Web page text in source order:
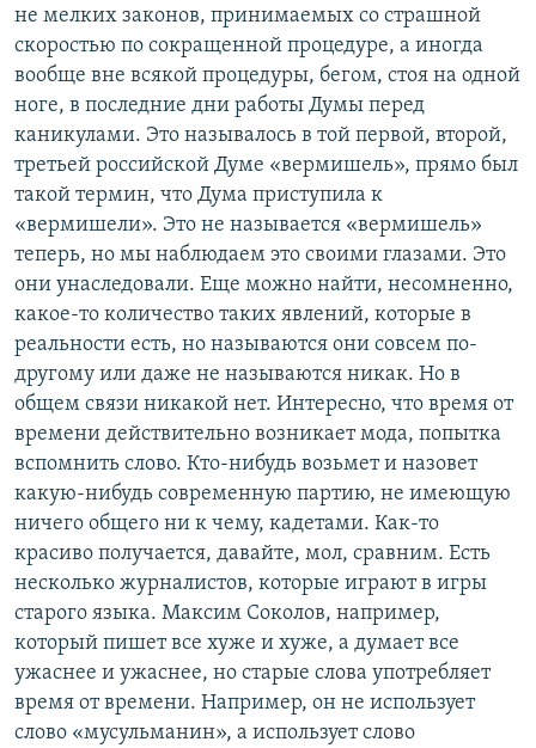
не мелких законов, принимаемых со страшной
скоростью по сокращенной процедуре, а иногда
вообще вне всякой процедуры, бегом, стоя на одной
ноге, в последние дни работы Думы перед
каникулами. Это называлось в той первой, второй,
третьей российской Думе «вермишель», прямо был
такой термин, что Дума приступила к
«вермишели». Это не называется «вермишель»
теперь, но мы наблюдаем это своими глазами. Это
они унаследовали. Еще можно найти, несомненно,
какое-то количество таких явлений, которые в
реальности есть, но называются они совсем по-
другому или даже не называются никак. Но в
общем связи никакой нет. Интересно, что время от
времени действительно возникает мода, попытка
вспомнить слово. Кто-нибудь возьмет и назовет
какую-нибудь современную партию, не имеющую
ничего общего ни к чему, кадетами. Как-то
красиво получается, давайте, мол, сравним. Есть
несколько журналистов, которые играют в игры
старого языка. Максим Соколов, например,
который пишет все хуже и хуже, а думает все
ужаснее и ужаснее, но старые слова употребляет
время от времени. Например, он не использует
слово «мусульманин», а использует слово